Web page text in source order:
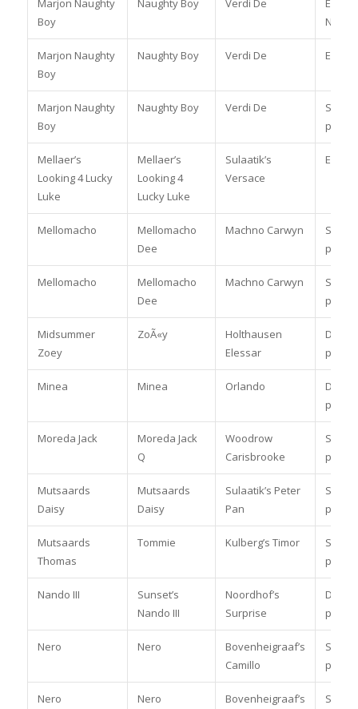
Marjon Naughty
Boy
Naughty Boy Verdi De
Nat/Int
Marjon Naughty
Boy
Naughty Boy Verdi De
Marjon Naughty
Boy
Naughty Boy Verdi De
pony
Mellaer’s
Looking 4 Lucky
Luke
Mellaer’s
Looking 4
Lucky Luke
Sulaatik’s
Versace
Mellomacho
Mellomacho
Dee
Machno Carwyn
pony
Mellomacho
Mellomacho
Dee
Machno Carwyn
pony
Midsummer
Zoey
ZoÃ«y
Holthausen
Elessar
paard
Minea Minea Orlando
pony
Moreda Jack
Moreda Jack
Q
Woodrow
Carisbrooke
pony
Mutsaards
Daisy
Mutsaards
Daisy
Sulaatik’s Peter
Pan
pony
Mutsaards
Thomas
Tommie Kulberg’s Timor
pony
Nando III
Sunset’s
Nando III
Noordhof’s
Surprise
paard
Nero Nero
Bovenheigraaf’s
Camillo
paard
Nero Nero
Bovenheigraaf’s